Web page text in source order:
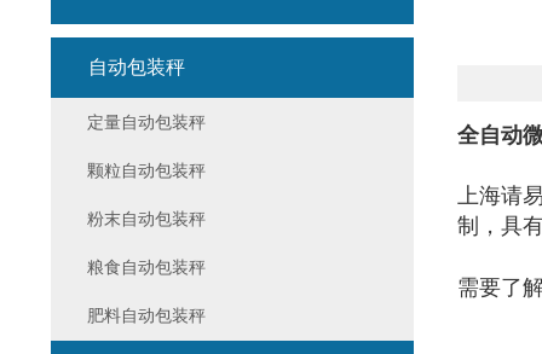
全自动
上海请
制，具
需要了
自动包装秤
定量自动包装秤
颗粒自动包装秤
粉末自动包装秤
粮食自动包装秤
肥料自动包装秤